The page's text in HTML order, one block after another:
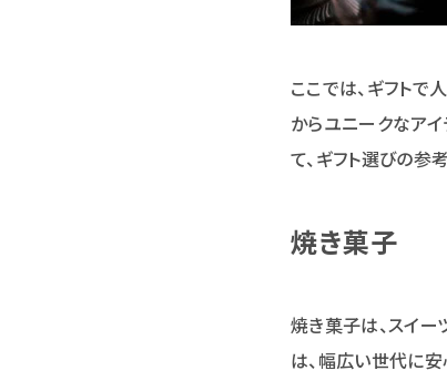
ここでは、ギフトで
からユニークなア
て、ギフト選びの参
焼き菓子
焼き菓子は、スイー
は、幅広い世代に